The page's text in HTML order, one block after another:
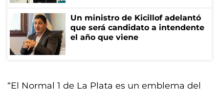
Un ministro de Kicillof adelantó
que será candidato a intendente
el año que viene
“El Normal 1 de La Plata es un emblema del